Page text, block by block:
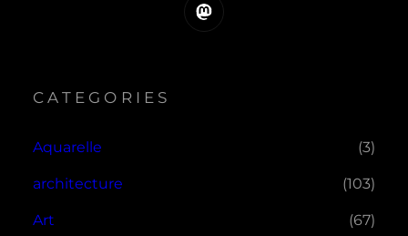
Mastodon
CATEGORIES
Aquarelle (3)
architecture (103)
Art (67)